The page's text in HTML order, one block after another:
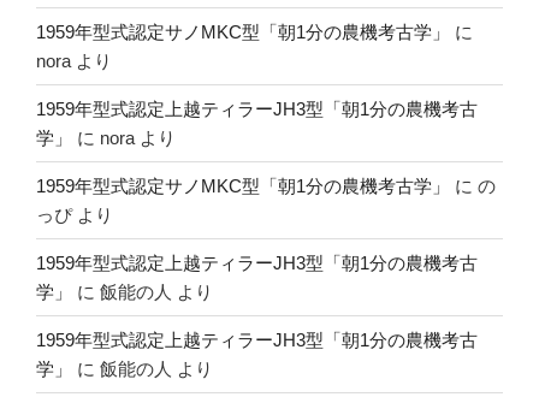
1959年型式認定サノMKC型「朝1分の農機考古学」
に
nora より
1959年型式認定上越ティラーJH3型「朝1分の農機考古
学」
に nora より
1959年型式認定サノMKC型「朝1分の農機考古学」 に の
っぴより
1959年型式認定上越ティラーJH3型「朝1分の農機考古
学」
に 飯能の人 より
1959年型式認定上越ティラーJH3型「朝1分の農機考古
学」
に 飯能の人 より